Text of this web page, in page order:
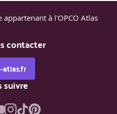
appartenant à l'OPCO Atlas
contacter
suivre